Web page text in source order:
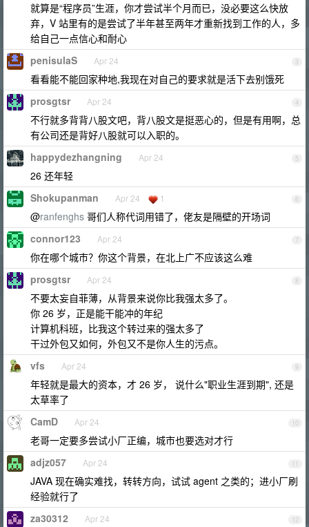
就算是“程序员”生涯，你才尝试半个月而已，没必要这么快放
弃，V 站里有的是尝试了半年甚至两年才重新找到工作的人，多
给自己一点信心和耐心
3
penisulaS Apr 24
看看能不能回家种地,我现在对自己的要求就是活下去别饿死
4
prosgtsr Apr 24
不行就多背背八股文吧，背八股文是挺恶心的，但是有用啊，总
有公司还是背好八股就可以入职的。
5
happydezhangning Apr 24
26 还年轻
6
Shokupanman Apr 24 1
@ranfenghs 哥们人称代词用错了，佬友是隔壁的开场词
7
connor123 Apr 24
你在哪个城市？你这个背景，在北上广不应该这么难
8
prosgtsr Apr 24
不要太妄自菲薄，从背景来说你比我强太多了。
你 26 岁，正是能干能冲的年纪
计算机科班，比我这个转过来的强太多了
干过外包又如何，外包又不是你人生的污点。
9
vfs Apr 24
年轻就是最大的资本，才 26 岁， 说什么"职业生涯到期", 还是
太草率了
10
CamD Apr 24
老哥一定要多尝试小厂正编，城市也要选对才行
11
adjz057 Apr 24
JAVA 现在确实难找，转转方向，试试 agent 之类的；进小厂刷
经验就行了
12
za30312 Apr 24